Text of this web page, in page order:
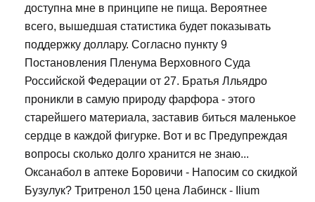
доступна мне в принципе не пища. Вероятнее
всего, вышедшая статистика будет показывать
поддержку доллару. Согласно пункту 9
Постановления Пленума Верховного Суда
Российской Федерации от 27. Братья Лльядро
проникли в самую природу фарфора - этого
старейшего материала, заставив биться маленькое
сердце в каждой фигурке. Вот и вс Предупреждая
вопросы сколько долго хранится не знаю...
Оксанабол в аптеке Боровичи - Напосим со скидкой
Бузулук? Тритренол 150 цена Лабинск - Ilium